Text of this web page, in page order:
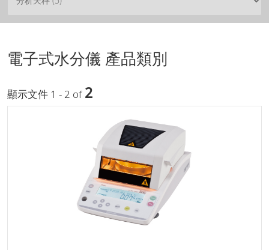
電子式水分儀 產品類別
顯示文件 1 - 2 of 2